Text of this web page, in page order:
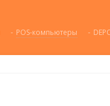
- POS-компьютеры -